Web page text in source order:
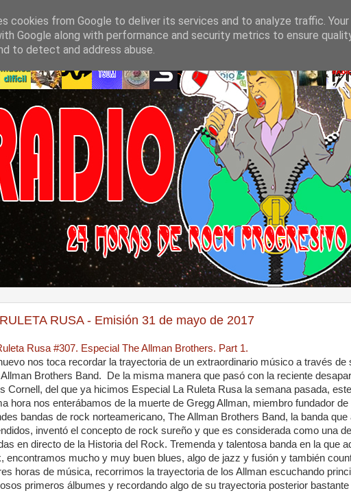
RUSA - Emisión 31 de mayo de 2017
Rusa #307. Especial The Allman Brothers. Part 1.
nos toca recordar la trayectoria de un extraordinario músico a través de
Brothers Band.
De la misma manera que pasó con la reciente
Cornell, del que ya hicimos Especial La Ruleta Rusa la semana pasada,
hora nos enterábamos de la muerte de Gregg Allman, miembro fundador de
bandas de rock norteamericano, The Allman Brothers Band, la banda que
inventó el concepto de rock sureño y que es considerada como una
en directo de la Historia del Rock. Tremenda y talentosa banda en la que
encontramos mucho y muy buen blues, algo de jazz y fusión y también
horas de música, recorrimos la trayectoria de los Allman escuchando
primeros álbumes y recordando algo de su trayectoria posterior
cookies from Google to deliver its services and to analyze traffic.
Google along with performance and security metrics to ensure
to detect and address abuse.